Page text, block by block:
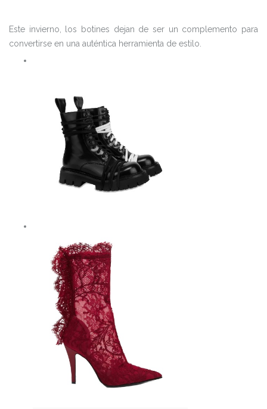
Este invierno, los botines dejan de ser un complemento para
convertirse en una auténtica herramienta de estilo.